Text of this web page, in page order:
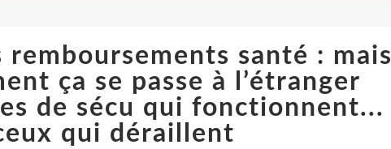
remboursements santé : mais
ça se passe à l’étranger
de sécu qui fonctionnent...
qui déraillent